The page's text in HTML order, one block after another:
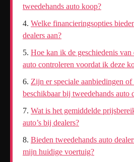
tweedehands auto koop?
Welke financieringsopties
dealers aan?
Hoe kan ik de geschiedenis van
auto controleren voordat ik deze
Zijn er speciale aanbiedingen
beschikbaar bij tweedehands auto
Wat is het gemiddelde
auto’s bij dealers?
Bieden tweedehands auto
mijn huidige voertuig?